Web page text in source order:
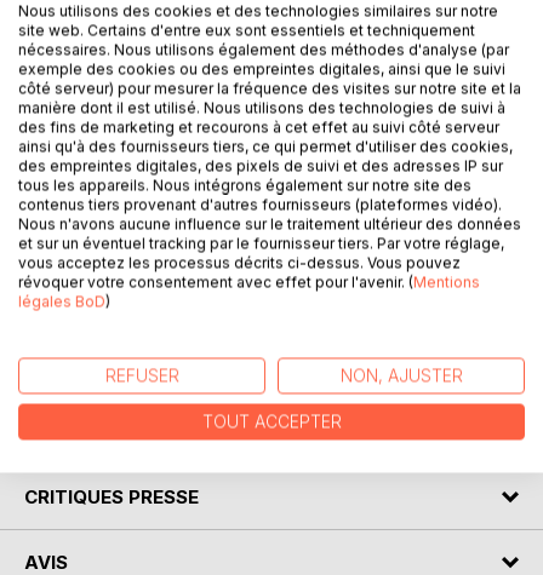
DESCRIPTION
de jean hier à Benoit aujourd'hui, fils frères cousins
qu'importe, ils avaient tous amené leurs pierres à la
construction de cet immense propriété le domaine des
terre du haut. guidés par les saisons, les aléas et l'amour
bien sûr, ils avaient fait front supporté la guerre et avancé
conduit par une destinée qui les poussait toujours à
avancer
véritable aventure humaine
CRITIQUES PRESSE
AVIS
Nous utilisons des cookies et des technologies similaires sur notre
site web. Certains d'entre eux sont essentiels et techniquement
nécessaires. Nous utilisons également des méthodes d'analyse (par
exemple des cookies ou des empreintes digitales, ainsi que le suivi
côté serveur) pour mesurer la fréquence des visites sur notre site et la
manière dont il est utilisé. Nous utilisons des technologies de suivi à
des fins de marketing et recourons à cet effet au suivi côté serveur
ainsi qu'à des fournisseurs tiers, ce qui permet d'utiliser des cookies,
des empreintes digitales, des pixels de suivi et des adresses IP sur
tous les appareils. Nous intégrons également sur notre site des
contenus tiers provenant d'autres fournisseurs (plateformes vidéo).
Nous n'avons aucune influence sur le traitement ultérieur des données
et sur un éventuel tracking par le fournisseur tiers. Par votre réglage,
vous acceptez les processus décrits ci-dessus. Vous pouvez
révoquer votre consentement avec effet pour l'avenir. (Mentions
légales BoD)
REFUSER NON, AJUSTER
TOUT ACCEPTER